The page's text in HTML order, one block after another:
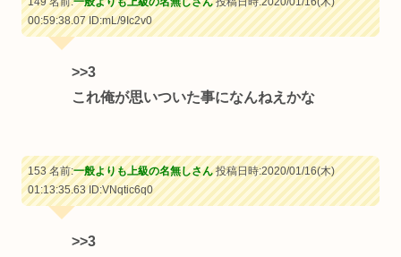
00:59:38.07ID:mL/9Ic2v0
>>3
これ俺が思いついた事になんねえかな
153 名前:一般よりも上級の名無しさん投稿日時:2020/01/16(木)
01:13:35.63ID:VNqtic6q0
>>3